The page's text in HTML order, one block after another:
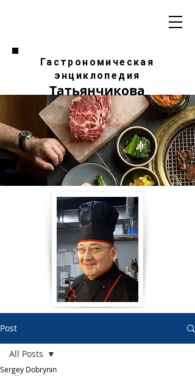
Гастрономическая
энциклопедия
Татьянчикова
Post
All Posts
Sergey Dobrynin